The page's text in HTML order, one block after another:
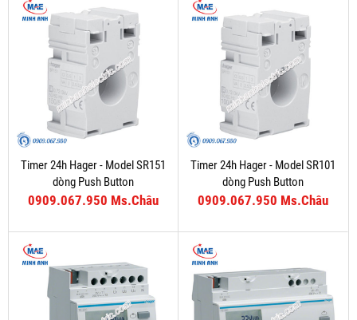
Timer 24h Hager - Model SR151
dòng Push Button
0909.067.950 Ms.Châu
Timer 24h Hager - Model SR101
dòng Push Button
0909.067.950 Ms.Châu